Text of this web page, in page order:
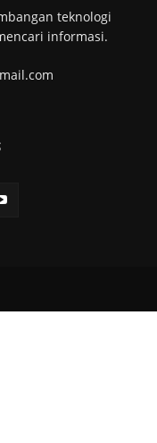
teknologi
informasi.